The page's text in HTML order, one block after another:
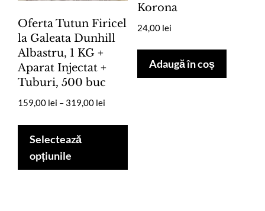
Oferta Tutun Firicel
la Galeata Dunhill
Albastru, 1 KG +
Aparat Injectat +
Tuburi, 500 buc
159,00 lei – 319,00 lei
la
Selectează
opțiunile
Acest
mai
Korona
24,00 lei
Adaugă în coș